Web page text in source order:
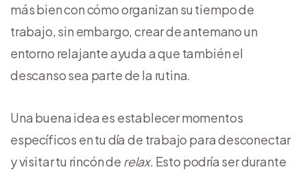
más bien con cómo organizan su tiempo de
trabajo, sin embargo, crear de antemano un
entorno relajante ayuda a que también el
descanso sea parte de la rutina.
Una buena idea es establecer momentos
específicos en tu día de trabajo para desconectar
y visitar tu rincón de relax. Esto podría ser durante